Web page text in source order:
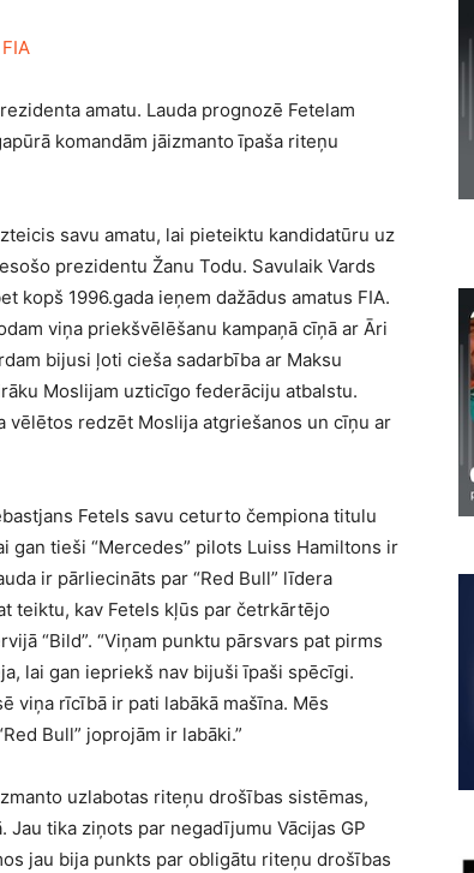
amatu. Lauda prognozē Fetelam
komandām jāizmanto īpaša riteņu
savu amatu, lai pieteiktu kandidatūru uz
prezidentu Žanu Todu. Savulaik Vards
kopš 1996.gada ieņem dažādus amatus FIA.
viņa priekšvēlēšanu kampaņā cīņā ar Āri
bijusi ļoti cieša sadarbība ar Maksu
Moslijam uzticīgo federāciju atbalstu.
vēlētos redzēt Moslija atgriešanos un cīņu ar
Fetels savu ceturto čempiona titulu
gan tieši “Mercedes” pilots Luiss Hamiltons ir
ir pārliecināts par “Red Bull” līdera
teiktu, kav Fetels kļūs par četrkārtējo
“Bild”. “Viņam punktu pārsvars pat pirms
lai gan iepriekš nav bijuši īpaši spēcīgi.
viņa rīcībā ir pati labākā mašīna. Mēs
Bull” joprojām ir labāki.”
uzlabotas riteņu drošības sistēmas,
tika ziņots par negadījumu Vācijas GP
jau bija punkts par obligātu riteņu drošības